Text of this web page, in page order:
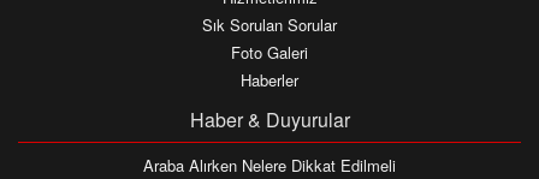
Sık Sorulan Sorular
Foto Galeri
Haberler
Haber & Duyurular
Araba Alırken Nelere Dikkat Edilmeli